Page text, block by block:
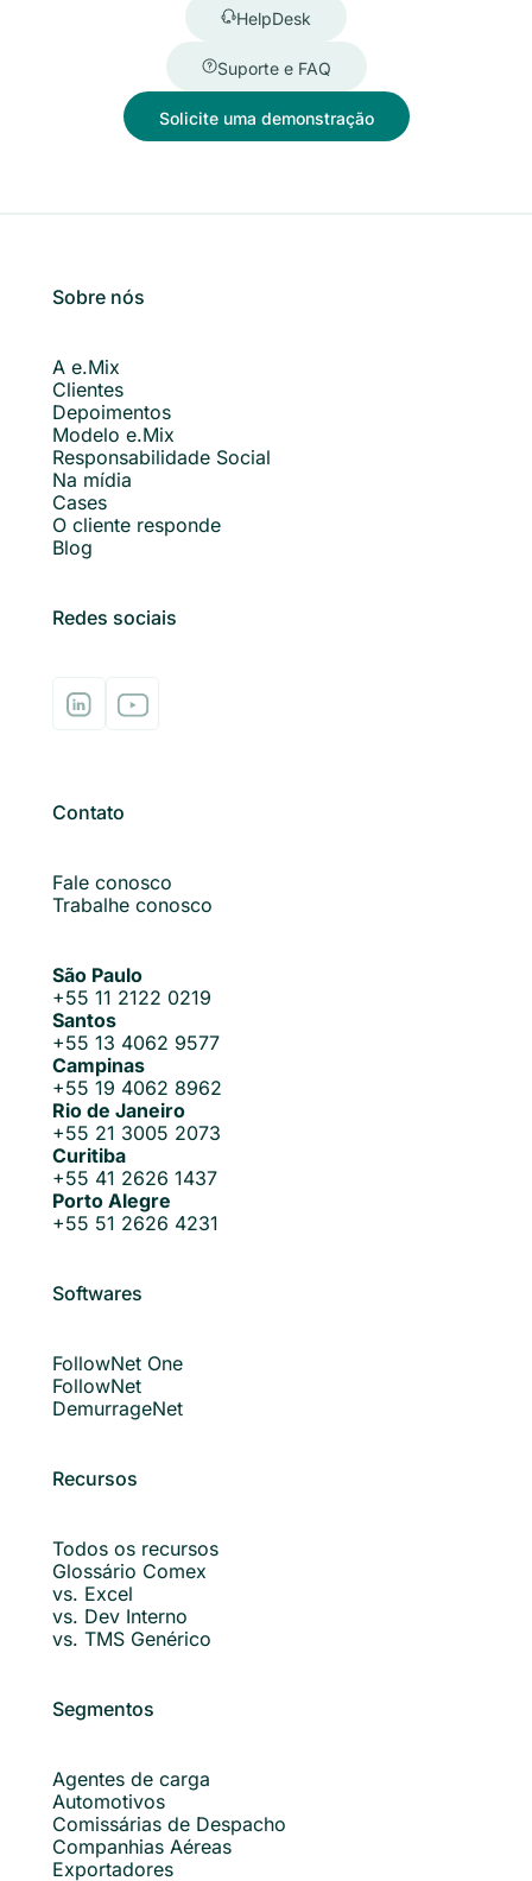
HelpDesk
Suporte e FAQ
Solicite uma demonstração
Sobre nós
A e.Mix
Clientes
Depoimentos
Modelo e.Mix
Responsabilidade Social
Na mídia
Cases
O cliente responde
Blog
Redes sociais
Contato
Fale conosco
Trabalhe conosco
São Paulo
+55 11 2122 0219
Santos
+55 13 4062 9577
Campinas
+55 19 4062 8962
Rio de Janeiro
+55 21 3005 2073
Curitiba
+55 41 2626 1437
Porto Alegre
+55 51 2626 4231
Softwares
FollowNet One
FollowNet
DemurrageNet
Recursos
Todos os recursos
Glossário Comex
vs. Excel
vs. Dev Interno
vs. TMS Genérico
Segmentos
Agentes de carga
Automotivos
Comissárias de Despacho
Companhias Aéreas
Exportadores